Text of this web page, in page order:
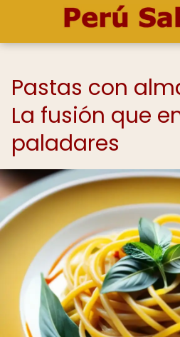
Pastas con
La fusión que
paladares